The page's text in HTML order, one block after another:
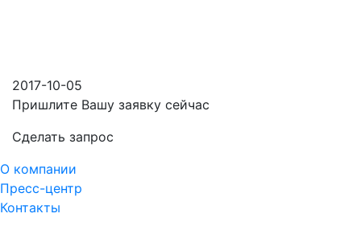
2017-10-05
Пришлите Вашу заявку сейчас
Cделать запрос
О компании
Пресс-центр
Контакты